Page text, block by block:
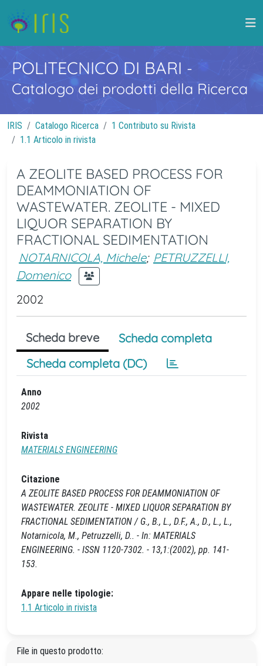
POLITECNICO DI BARI -
Catalogo dei prodotti della Ricerca
IRIS Catalogo Ricerca
1 Contributo su Rivista
1.1 Articolo in rivista
A ZEOLITE BASED PROCESS FOR
DEAMMONIATION OF
WASTEWATER. ZEOLITE - MIXED
LIQUOR SEPARATION BY
FRACTIONAL SEDIMENTATION
NOTARNICOLA, Michele; PETRUZZELLI,
Domenico
2002
Scheda breve
Scheda completa
Scheda completa (DC)
Anno
2002
Rivista
MATERIALS ENGINEERING
Citazione
A ZEOLITE BASED PROCESS FOR DEAMMONIATION OF
WASTEWATER. ZEOLITE - MIXED LIQUOR SEPARATION BY
FRACTIONAL SEDIMENTATION / G., B., L., D.F., A., D., L., L.,
Notarnicola, M., Petruzzelli, D.. - In: MATERIALS
ENGINEERING. - ISSN 1120-7302. - 13,1:(2002), pp. 141-
153.
Appare nelle tipologie:
1.1 Articolo in rivista
File in questo prodotto: